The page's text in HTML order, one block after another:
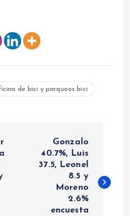
de bici y parqueos bici
Gonzalo
40.7%, Luis
37.5, Leonel
8.5 y
Moreno
2.6%
encuesta